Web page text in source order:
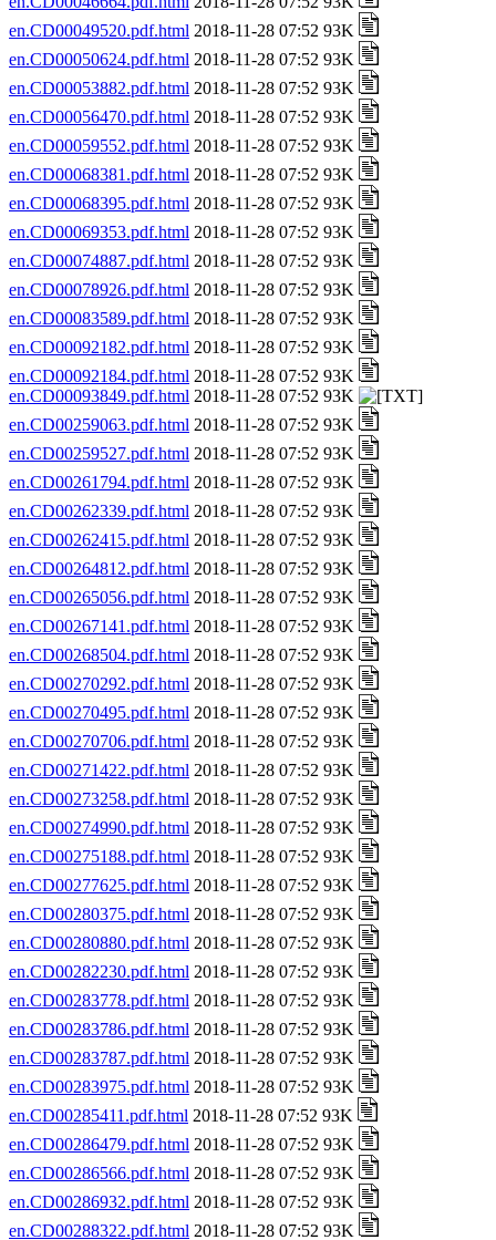
en.CD00049520.pdf.html 2018-11-28 07:52 93K
en.CD00050624.pdf.html 2018-11-28 07:52 93K
en.CD00053882.pdf.html 2018-11-28 07:52 93K
en.CD00056470.pdf.html 2018-11-28 07:52 93K
en.CD00059552.pdf.html 2018-11-28 07:52 93K
en.CD00068381.pdf.html 2018-11-28 07:52 93K
en.CD00068395.pdf.html 2018-11-28 07:52 93K
en.CD00069353.pdf.html 2018-11-28 07:52 93K
en.CD00074887.pdf.html 2018-11-28 07:52 93K
en.CD00078926.pdf.html 2018-11-28 07:52 93K
en.CD00083589.pdf.html 2018-11-28 07:52 93K
en.CD00092182.pdf.html 2018-11-28 07:52 93K
en.CD00092184.pdf.html 2018-11-28 07:52 93K
en.CD00093849.pdf.html 2018-11-28 07:52 93K
en.CD00259063.pdf.html 2018-11-28 07:52 93K
en.CD00259527.pdf.html 2018-11-28 07:52 93K
en.CD00261794.pdf.html 2018-11-28 07:52 93K
en.CD00262339.pdf.html 2018-11-28 07:52 93K
en.CD00262415.pdf.html 2018-11-28 07:52 93K
en.CD00264812.pdf.html 2018-11-28 07:52 93K
en.CD00265056.pdf.html 2018-11-28 07:52 93K
en.CD00267141.pdf.html 2018-11-28 07:52 93K
en.CD00268504.pdf.html 2018-11-28 07:52 93K
en.CD00270292.pdf.html 2018-11-28 07:52 93K
en.CD00270495.pdf.html 2018-11-28 07:52 93K
en.CD00270706.pdf.html 2018-11-28 07:52 93K
en.CD00271422.pdf.html 2018-11-28 07:52 93K
en.CD00273258.pdf.html 2018-11-28 07:52 93K
en.CD00274990.pdf.html 2018-11-28 07:52 93K
en.CD00275188.pdf.html 2018-11-28 07:52 93K
en.CD00277625.pdf.html 2018-11-28 07:52 93K
en.CD00280375.pdf.html 2018-11-28 07:52 93K
en.CD00280880.pdf.html 2018-11-28 07:52 93K
en.CD00282230.pdf.html 2018-11-28 07:52 93K
en.CD00283778.pdf.html 2018-11-28 07:52 93K
en.CD00283786.pdf.html 2018-11-28 07:52 93K
en.CD00283787.pdf.html 2018-11-28 07:52 93K
en.CD00283975.pdf.html 2018-11-28 07:52 93K
en.CD00285411.pdf.html 2018-11-28 07:52 93K
en.CD00286479.pdf.html 2018-11-28 07:52 93K
en.CD00286566.pdf.html 2018-11-28 07:52 93K
en.CD00286932.pdf.html 2018-11-28 07:52 93K
en.CD00288322.pdf.html 2018-11-28 07:52 93K